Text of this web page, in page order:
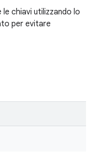
le chiavi utilizzando lo
per evitare